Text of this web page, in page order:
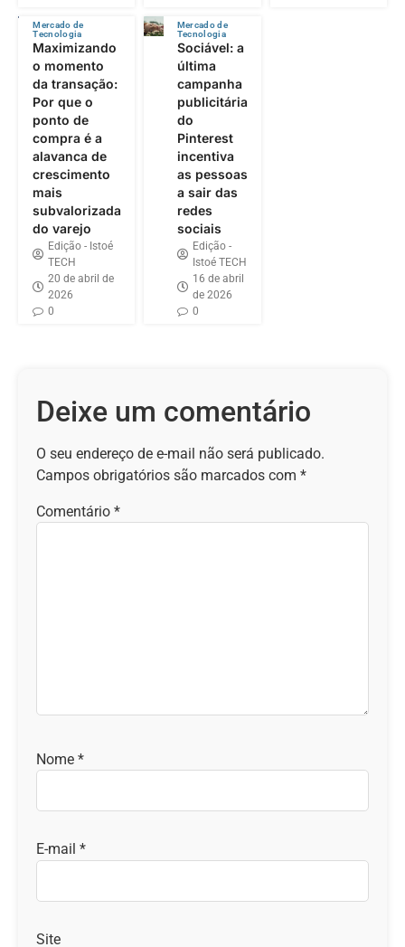
Mercado de
Tecnologia
Maximizando
o momento
da transação:
Por que o
ponto de
compra é a
alavanca de
crescimento
mais
subvalorizada
do varejo
Edição - Istoé
TECH
20 de abril de
2026
0
Mercado de
Tecnologia
Sociável: a
última
campanha
publicitária
do
Pinterest
incentiva
as pessoas
a sair das
redes
sociais
Edição -
Istoé TECH
16 de abril
de 2026
0
Deixe um comentário
O seu endereço de e-mail não será publicado.
Campos obrigatórios são marcados com *
Comentário *
Nome *
E-mail *
Site